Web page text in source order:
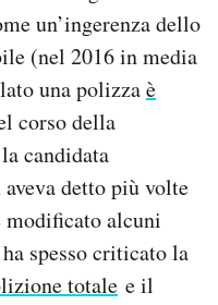
un’ingerenza dello
(nel 2016 in media
una polizzaè
corso della
candidata
detto più volte
modificato alcuni
spesso criticato la
totale e il